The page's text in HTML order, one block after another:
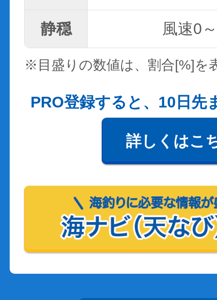
静穏 風速0
※目盛りの数値は、割合[%]を
PRO登録すると、10日先
詳しくはこ